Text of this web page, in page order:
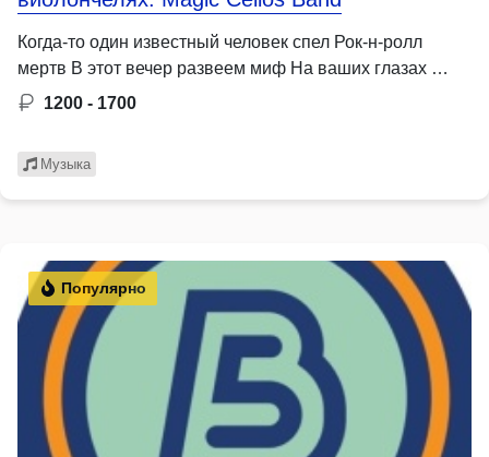
Когда-то один известный человек спел Рок-н-ролл
мертв В этот вечер развеем миф На ваших глазах …
1200 - 1700
Музыка
Популярно